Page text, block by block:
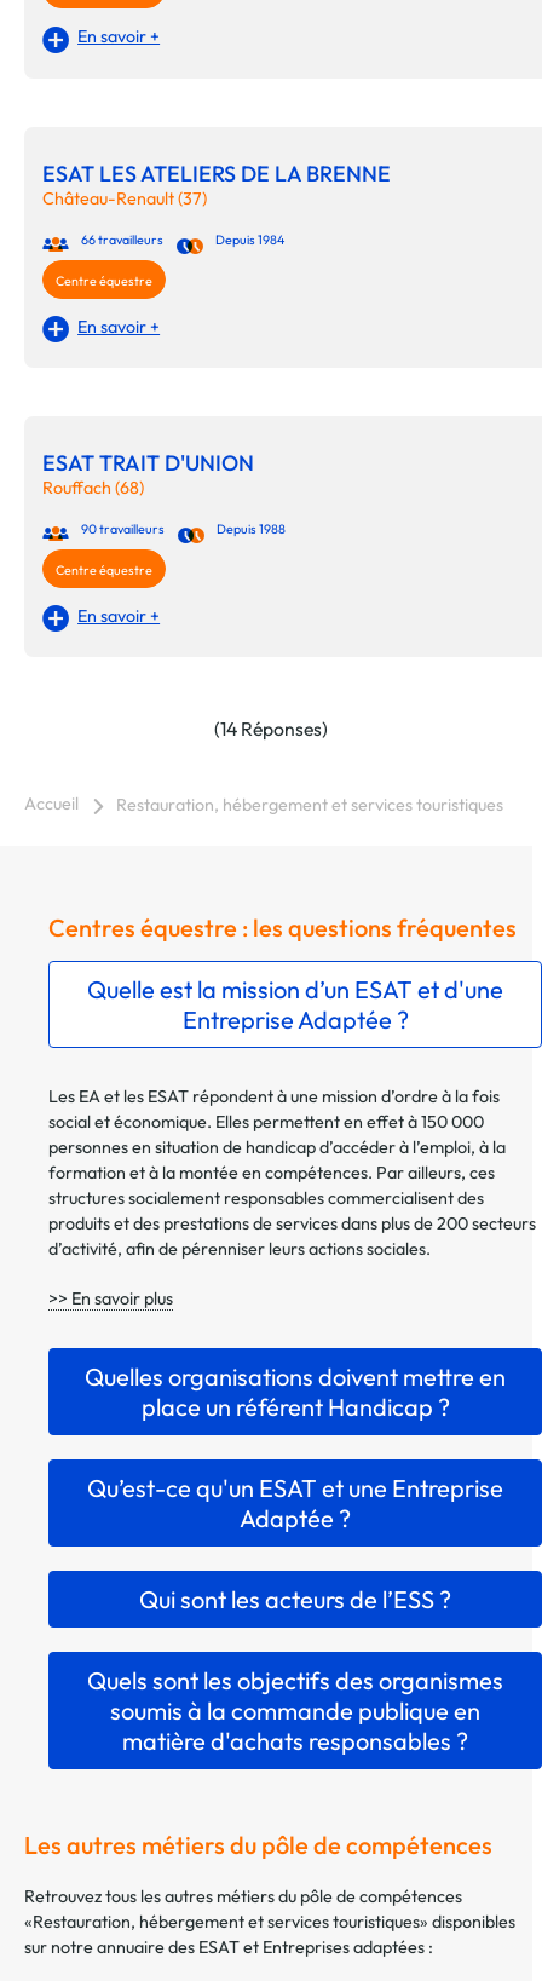
En savoir +
ESAT LES ATELIERS DE LA BRENNE
Château-Renault (37)
66 travailleurs Depuis 1984
Centre équestre
En savoir +
ESAT TRAIT D'UNION
Rouffach (68)
90 travailleurs Depuis 1988
Centre équestre
En savoir +
(14 Réponses)
Accueil Restauration, hébergement et services touristiques
Centres équestre : les questions fréquentes
Quelle est la mission d’un ESAT et d'une
Entreprise Adaptée ?
Les EA et les ESAT répondent à une mission d’ordre à la fois
social et économique. Elles permettent en effet à 150 000
personnes en situation de handicap d’accéder à l’emploi, à la
formation et à la montée en compétences. Par ailleurs, ces
structures socialement responsables commercialisent des
produits et des prestations de services dans plus de 200 secteurs
d’activité, afin de pérenniser leurs actions sociales.
>> En savoir plus
Quelles organisations doivent mettre en
place un référent Handicap ?
Qu’est-ce qu'un ESAT et une Entreprise
Adaptée ?
Qui sont les acteurs de l’ESS ?
Quels sont les objectifs des organismes
soumis à la commande publique en
matière d'achats responsables ?
Les autres métiers du pôle de compétences
Retrouvez tous les autres métiers du pôle de compétences
«Restauration, hébergement et services touristiques» disponibles
sur notre annuaire des ESAT et Entreprises adaptées :